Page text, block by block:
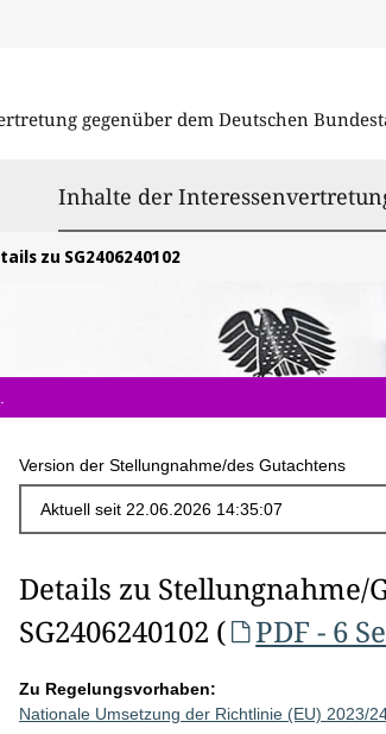
gegenüber dem Deutschen
Inhalte der
zu SG2406240102
Version der Stellungnahme/des Gutachtens
Details zu Stellungnahme/
SG2406240102 (
PDF - 6
Zu Regelungsvorhaben:
Nationale Umsetzung der Richtlinie (EU) 2023/